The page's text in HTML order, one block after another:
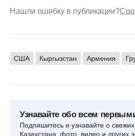
Нашли ошибку в публикации?
США Кыргызстан Армения
Узнавайте обо всем
Подпишитесь и узнавайте о
Казахстана, фото, видео и других